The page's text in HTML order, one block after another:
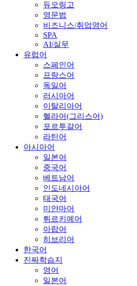
듀오링고
영문법
비즈니스/취업영어
SPA
AI/실무
유럽어
스페인어
프랑스어
독일어
러시아어
이탈리아어
헬라어(그리스어)
포르투갈어
라틴어
아시아어
일본어
중국어
베트남어
인도네시아어
태국어
미얀마어
튀르키예어
아랍어
히브리어
한국어
진짜학습지
영어
일본어